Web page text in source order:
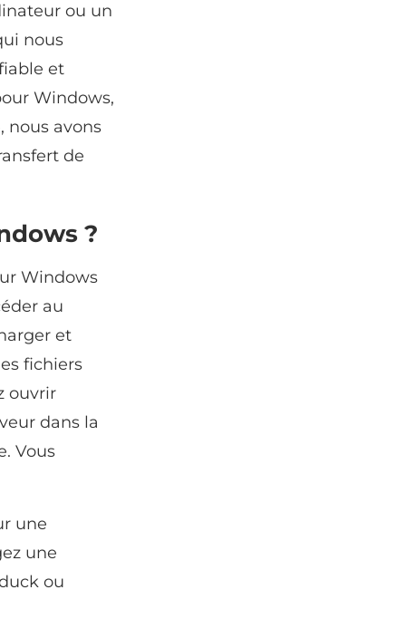
ou un
nous
et
Windows,
nous avons
de
?
Windows
au
et
fichiers
ouvrir
dans la
Vous
une
une
ou